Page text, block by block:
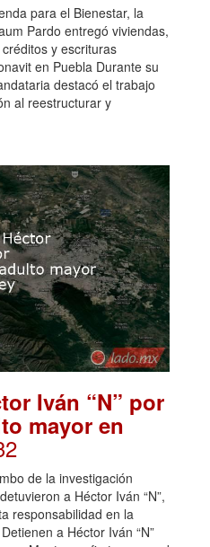
para el Bienestar, la
Pardo entregó viviendas,
y escrituras
en Puebla Durante su
destacó el trabajo
al reestructurar y
Iván “N” por
mayor en
de la investigación
a Héctor Iván “N”,
responsabilidad en la
a Héctor Iván “N”